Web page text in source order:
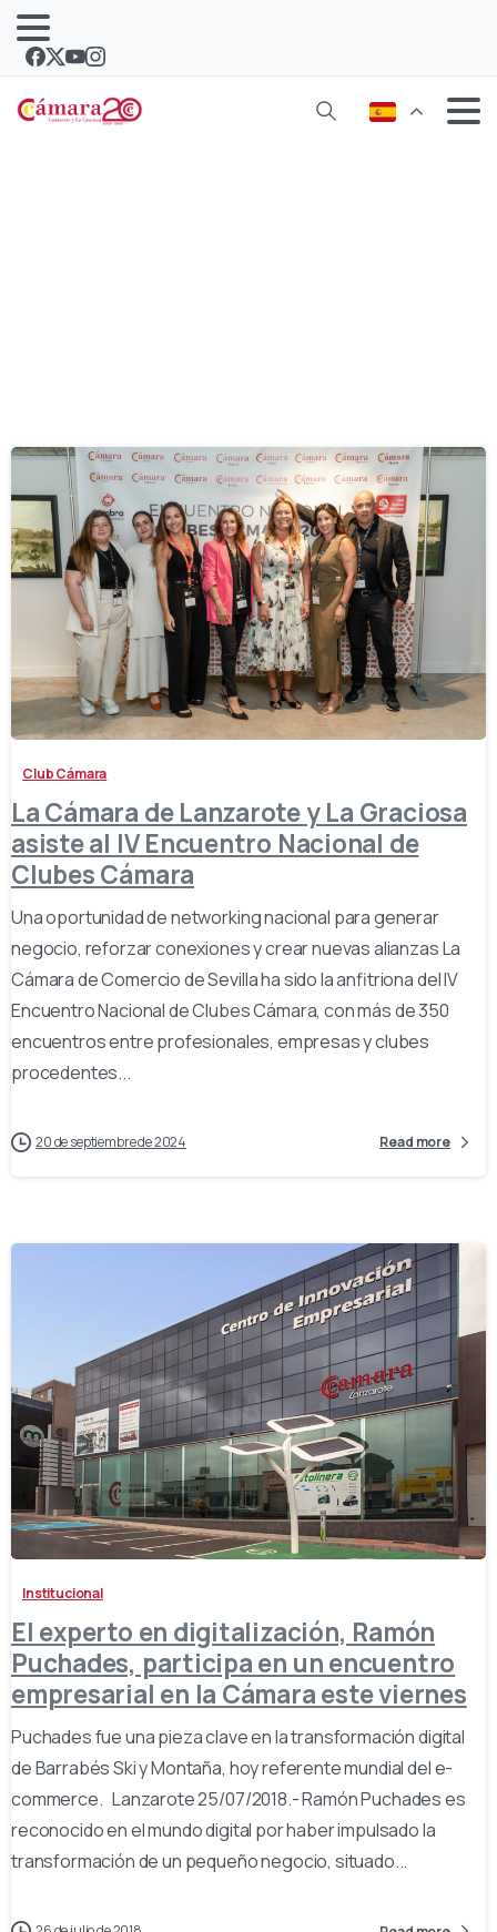
Club Cámara
La Cámara de Lanzarote y La Graciosa
asiste al IV Encuentro Nacional de
Clubes Cámara
Una oportunidad de networking nacional para generar
negocio, reforzar conexiones y crear nuevas alianzas La
Cámara de Comercio de Sevilla ha sido la anfitriona del IV
Encuentro Nacional de Clubes Cámara, con más de 350
encuentros entre profesionales, empresas y clubes
procedentes...
20 de septiembre de 2024 Read more
-
Institucional
El experto en digitalización, Ramón
Puchades, participa en un encuentro
empresarial en la Cámara este viernes
Puchades fue una pieza clave en la transformación digital
de Barrabés Ski y Montaña, hoy referente mundial del e-
commerce. Lanzarote 25/07/2018.- Ramón Puchades es
reconocido en el mundo digital por haber impulsado la
transformación de un pequeño negocio, situado...